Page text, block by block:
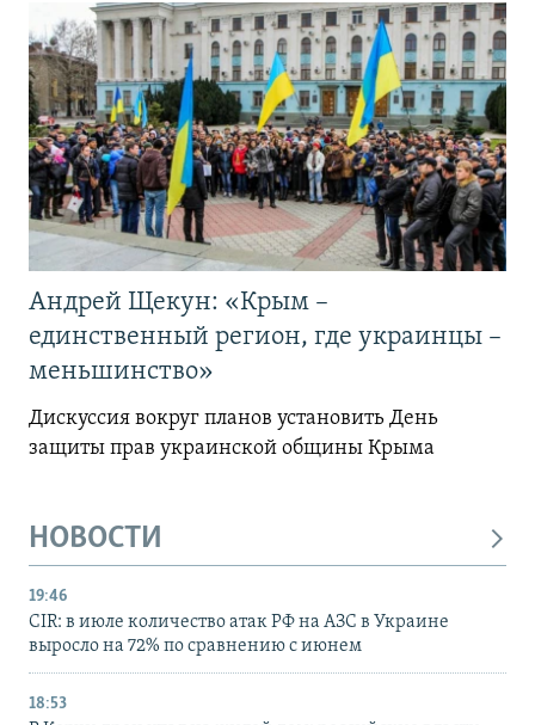
Андрей Щекун: «Крым –
единственный регион, где украинцы –
меньшинство»
Дискуссия вокруг планов установить День
защиты прав украинской общины Крыма
НОВОСТИ
19:46
CIR: в июле количество атак РФ на АЗС в Украине
выросло на 72% по сравнению с июнем
18:53